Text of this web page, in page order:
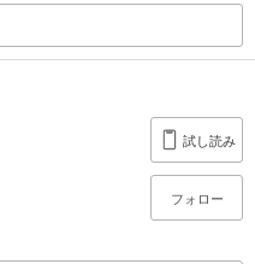
試し読み
フォロー